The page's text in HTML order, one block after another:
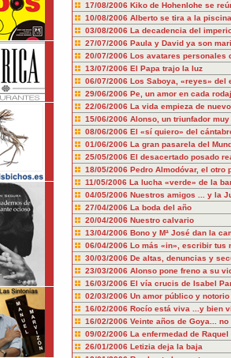
17/08/2006 Kiko de Hohenlohe se
10/08/2006 Alberto se tira a la
03/08/2006 La decadencia del
27/07/2006 Paula y David ya son
20/07/2006 Los avatares personales
13/07/2006 El Papa trajo la luz
06/07/2006 Los Saboya, «reyes» del
29/06/2006 Pe, un amor en cada
22/06/2006 La vida empieza de
15/06/2006 Alonso, un triunfador
08/06/2006 El «sí quiero» del
01/06/2006 La gran pasarela del
25/05/2006 El desacertado posado
18/05/2006 Pedro Almodóvar, el otro
11/05/2006 La lucha «verde» de la
04/05/2006 Nuestros amigos ... y la
27/04/2006 La boda del año
20/04/2006 Nuestro calvario
13/04/2006 Bono y Mª José dan la
06/04/2006 Lo más «in», escribir tus
30/03/2006 De altas, denuncias y
23/03/2006 Alonso pone freno a su
16/03/2006 El vía crucis de Isabel
02/03/2006 Un amor público y notorio
16/02/2006 Rocío está viva ...y bien
16/02/2006 Veinte años de Goya... no
09/02/2006 La enfermedad de Raquel
26/01/2006 Letizia deja la baja